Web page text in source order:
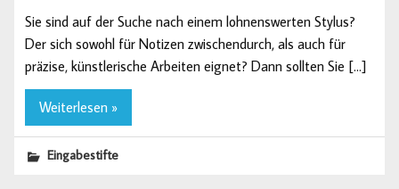
Sie sind auf der Suche nach einem lohnenswerten Stylus?
Der sich sowohl für Notizen zwischendurch, als auch für
präzise, künstlerische Arbeiten eignet? Dann sollten Sie […]
Weiterlesen »
Eingabestifte